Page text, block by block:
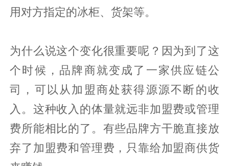
用对方指定的冰柜、货架等。
为什么说这个变化很重要呢？因为到了这
个时候，品牌商就变成了一家供应链公
司，可以从加盟商处获得源源不断的收
入。这种收入的体量就远非加盟费或管理
费所能相比的了。有些品牌方干脆直接放
弃了加盟费和管理费，只靠给加盟商供货